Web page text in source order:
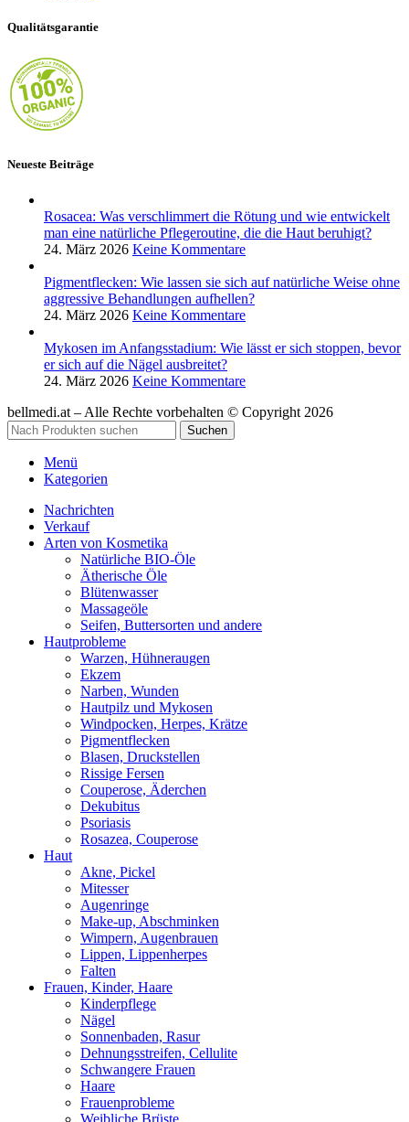
Qualitätsgarantie
Neueste Beiträge
Rosacea: Was verschlimmert die Rötung und wie entwickelt
man eine natürliche Pflegeroutine, die die Haut beruhigt?
24. März 2026 Keine Kommentare
Pigmentflecken: Wie lassen sie sich auf natürliche Weise ohne
aggressive Behandlungen aufhellen?
24. März 2026 Keine Kommentare
Mykosen im Anfangsstadium: Wie lässt er sich stoppen, bevor
er sich auf die Nägel ausbreitet?
24. März 2026 Keine Kommentare
bellmedi.at – Alle Rechte vorbehalten © Copyright 2026
Suchen
Menü
Kategorien
Nachrichten
Verkauf
Arten von Kosmetika
Natürliche BIO-Öle
Ätherische Öle
Blütenwasser
Massageöle
Seifen, Buttersorten und andere
Hautprobleme
Warzen, Hühneraugen
Ekzem
Narben, Wunden
Hautpilz und Mykosen
Windpocken, Herpes, Krätze
Pigmentflecken
Blasen, Druckstellen
Rissige Fersen
Couperose, Äderchen
Dekubitus
Psoriasis
Rosazea, Couperose
Haut
Akne, Pickel
Mitesser
Augenringe
Make-up, Abschminken
Wimpern, Augenbrauen
Lippen, Lippenherpes
Falten
Frauen, Kinder, Haare
Kinderpflege
Nägel
Sonnenbaden, Rasur
Dehnungsstreifen, Cellulite
Schwangere Frauen
Haare
Frauenprobleme